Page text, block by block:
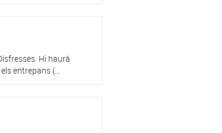
Hi haurà
entrepans (...